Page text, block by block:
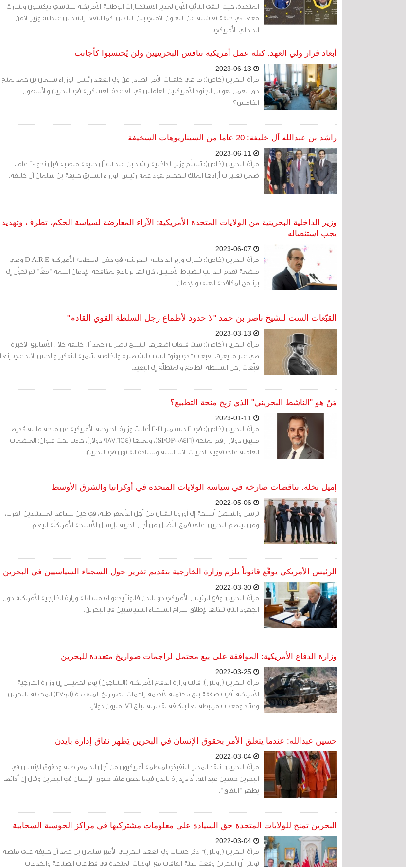
المتحدة، حيث التقى النائب الأول لمدير الاستخبارات الوطنية الأمريكية ستاسي ديكسون وشارك
معها في حلقة نقاشية عن التعاون الأمني بين البلدين، كما التقى راشد بن عبدالله وزير الأمن
الداخلي الأمريكي.
أبعاد قرار ولي العهد: كتلة عمل أمريكية تنافس البحرينيين ولن يُحتسبوا كأجانب
مرآة البحرين (خاص): ما هي خلفيات الأمر الصادر عن ولي العهد رئيس الوزراء سلمان بن حمد بمنح
حق العمل لعوائل الجنود الأمريكيين العاملين في القاعدة العسكرية في البحرين والأسطول
الخامس؟
راشد بن عبدالله آل خليفة: 20 عاما من السيناريوهات السخيفة
مرآة البحرين (خاص): تسلّم وزير الداخلية راشد بن عبدالله آل خليفة منصبه قبل نحو 20 عاما،
ضمن تغييرات أرادها الملك لتحجيم نفوذ عمه رئيس الوزراء السابق خليفة بن سلمان آل خليفة.
وزير الداخلية البحرينية من الولايات المتحدة الأمريكية: الآراء المعارضة لسياسة الحكم، تطرف وتهديد
يجب استئصاله
مرآة البحرين (خاص): شارك وزير الداخلية البحرينية في حفل المنظمة الأميركية D.A.R.E وهي
منظمة تقدم التدريب للضباط الأمنيين، كان لها برنامج لمكافحة الإدمان اسمه "معًا" ثم تحوّل إلى
برنامج لمكافحة العنف والإدمان.
القبّعات الست للشيخ ناصر بن حمد "لا حدود لأطماع رجل السلطة القوي القادم"
مرآة البحرين (خاص): ست قبعات أظهرها الشيخ ناصر بن حمد آل خليفة خلال الأسابيع الأخيرة
هي غير ما يعرف بقبعات "دي بونو" الست الشهيرة والخاصة بتنمية التفكير والحس الإبداعي. إنها
قبّعات رجل السلطة الطامع والمتطلّع إلى البعيد.
مَنْ هو "الناشط البحريني" الذي رَبِح منحة التطبيع؟
مرآة البحرين (خاص): في 21 ديسمبر 2021 أعلنت وزارة الخارجية الأمريكية عن منحة مالية قدرها
مليون دولار، رقم المنحة (SFOP0008416)، وثمنها (987.654 دولار)، جاءت تحت عنوان: المنظمات
العاملة على تقوية الحريات الأساسية وسيادة القانون في البحرين.
إميل نخلة: تناقضات صارخة في سياسة الولايات المتحدة في أوكرانيا والشرق الأوسط
ترسل واشنطن أسلحة إلى أوروبا للقتال من أجل الدّيمقراطية، في حين تساعد المستبدين العرب،
ومن بينهم البحرين، على قمع النّضال من أجل الحرية بإرسال الأسلحة الأمريكيّة إليهم.
الرئيس الأمريكي يوقّع قانوناً يلزم وزارة الخارجية بتقديم تقرير حول السجناء السياسيين في البحرين
مرآة البحرين: وقع الرئيس الأمريكي جو بايدن قانوناً يدعو إلى مساءلة وزارة الخارجية الأمريكية حول
الجهود التي تبذلها لإطلاق سراح السجناء السياسيين في البحرين.
وزارة الدفاع الأمريكية: الموافقة على بيع محتمل لراجمات صواريخ متعددة للبحرين
مرآة البحرين (رويترز): قالت وزارة الدفاع الأمريكية (البنتاجون) يوم الخميس إن وزارة الخارجية
الأمريكية أقرت صفقة بيع محتملة لأنظمة راجمات الصواريخ المتعددة (إم270) المحدثة للبحرين
وعتاد ومعدات مرتبطة بها بتكلفة تقديرية تبلغ 176 مليون دولار.
حسين عبدالله: عندما يتعلق الأمر بحقوق الإنسان في البحرين يَظهر نفاق إدارة بايدن
مرآة البحرين: انتقد المدير التنفيذي لمنظمة أمريكيون من أجل الديمقراطية وحقوق الإنسان في
البحرين حسين عبد الله، أداء إدارة بايدن فيما يخص ملف حقوق الإنسان في البحرين وقال إن أدائها
يظهر "النفاق".
البحرين تمنح للولايات المتحدة حق السيادة على معلومات مشتركيها في مراكز الحوسبة السحابية
مرآة البحرين (رويترز)" ذكر حساب ولي العهد البحريني الأمير سلمان بن حمد آل خليفة على منصة
تويتر، أن البحرين وقعت ستة اتفاقات مع الولايات المتحدة في قطاعات الصناعة والخدمات